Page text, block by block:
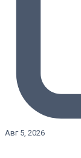
Авг 5, 2026